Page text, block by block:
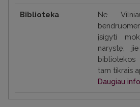
Biblioteka
Ne
įsigyti
narystę;
tam tikrais
Daugiau